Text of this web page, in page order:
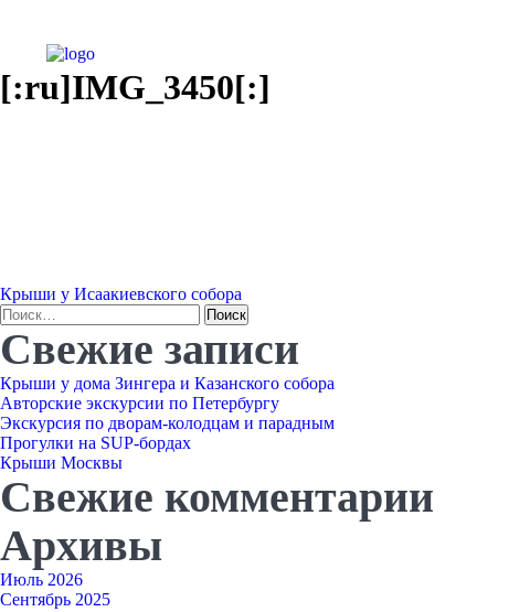
[:ru]IMG_3450[:]
Навигация
по
записям
Крыши у Исаакиевского собора
Найти:
Свежие записи
Крыши у дома Зингера и Казанского собора
Авторские экскурсии по Петербургу
Экскурсия по дворам-колодцам и парадным
Прогулки на SUP-бордах
Крыши Москвы
Свежие комментарии
Архивы
Июль 2026
Сентябрь 2025